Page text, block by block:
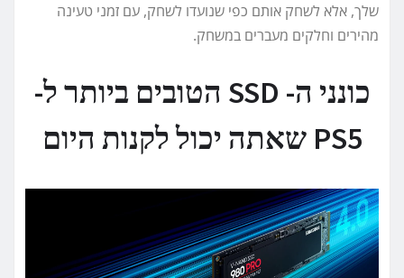
שלך, אלא לשחק אותם כפי שנועדו לשחק, עם זמני טעינה
מהירים וחלקים מעברים במשחק.
כונני ה- SSD הטובים ביותר ל-
PS5 שאתה יכול לקנות היום